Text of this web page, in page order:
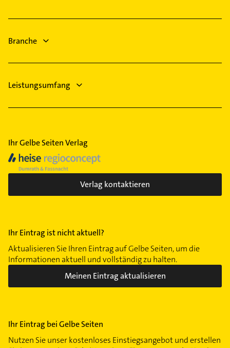
Moorrege
Quickborn Kreis Pinneberg
Bestatter
Dachdecker
Heizung & Sanitär
Branche
Leistungsumfang
Ihr Gelbe Seiten Verlag
Verlag kontaktieren
Ihr Eintrag ist nicht aktuell?
Aktualisieren Sie Ihren Eintrag auf Gelbe Seiten, um die
Informationen aktuell und vollständig zu halten.
Meinen Eintrag aktualisieren
Ihr Eintrag bei Gelbe Seiten
Nutzen Sie unser kostenloses Einstiegsangebot und erstellen